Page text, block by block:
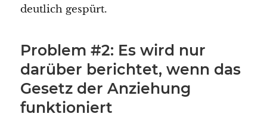
deutlich gespürt.
Problem #2: Es wird nur
darüber berichtet, wenn das
Gesetz der Anziehung
funktioniert